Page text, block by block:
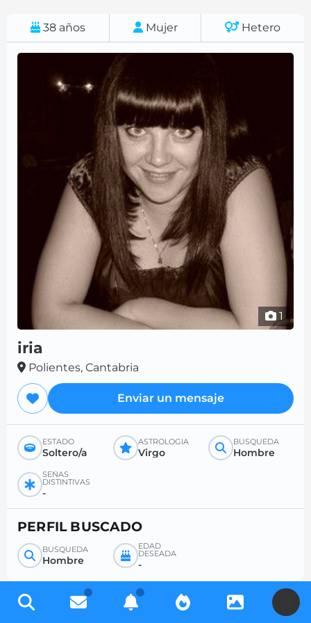
38 años Mujer Hetero
1
iria
Polientes, Cantabria
Enviar un mensaje
ESTADO
Soltero/a
ASTROLOGÍA
Virgo
BÚSQUEDA
Hombre
SEÑAS
DISTINTIVAS
-
PERFIL BUSCADO
BÚSQUEDA
Hombre
EDAD
DESEADA
-
Regístrese gratis para acceder a miles de perfiles y